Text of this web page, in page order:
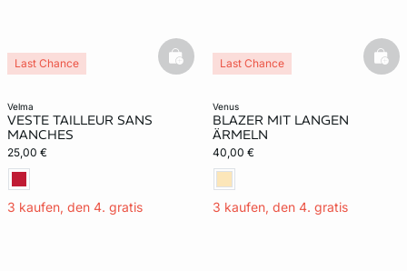
velma
VESTE TAILLEUR SANS
MANCHES
25,00 €
3 kaufen, den 4. gratis
Last Chance basketfull
venus
BLAZER MIT LANGEN
ÄRMELN
40,00 €
3 kaufen, den 4. gratis
Last Chance